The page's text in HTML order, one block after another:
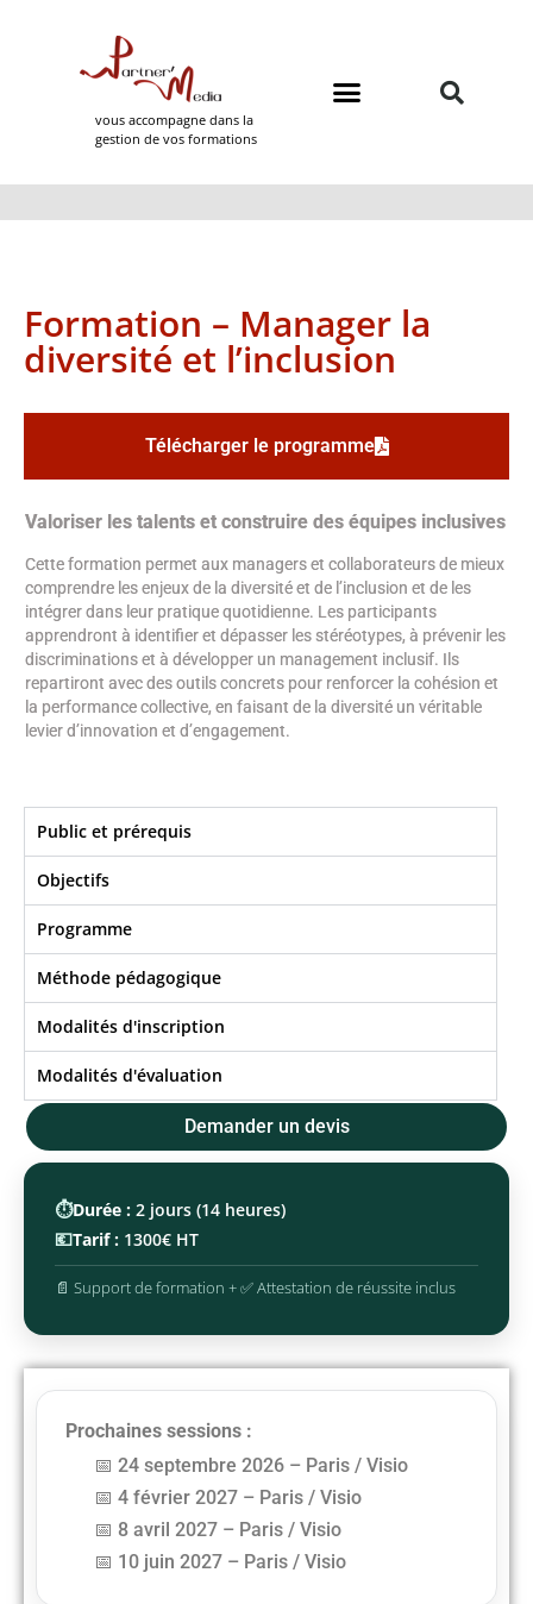
vous accompagne dans la
gestion de vos formations
Formation – Manager la
diversité et l’inclusion
Télécharger le programme
Valoriser les talents et construire des équipes inclusives
Cette formation permet aux managers et collaborateurs de mieux
comprendre les enjeux de la diversité et de l’inclusion et de les
intégrer dans leur pratique quotidienne. Les participants
apprendront à identifier et dépasser les stéréotypes, à prévenir les
discriminations et à développer un management inclusif. Ils
repartiront avec des outils concrets pour renforcer la cohésion et
la performance collective, en faisant de la diversité un véritable
levier d’innovation et d’engagement.
Public et prérequis
Objectifs​
Programme
Méthode pédagogique
Modalités d'inscription
Modalités d'évaluation
Demander un devis
⏱️Durée : 2 jours (14 heures)
💶Tarif : 1300€ HT
📄 Support de formation + ✅ Attestation de réussite inclus
Prochaines sessions :
24 septembre 2026 – Paris / Visio
4 février 2027 – Paris / Visio
8 avril 2027 – Paris / Visio
10 juin 2027 – Paris / Visio